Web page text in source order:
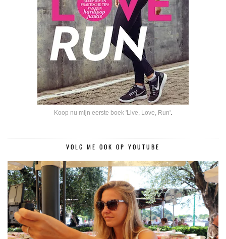
Koop nu mijn eerste boek 'Live, Love, Run'
VOLG ME OOK OP YOUTUBE